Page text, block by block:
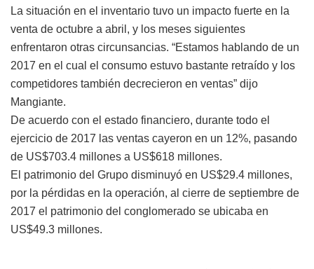
La situación en el inventario tuvo un impacto fuerte en la
venta de octubre a abril, y los meses siguientes
enfrentaron otras circunsancias. “Estamos hablando de un
2017 en el cual el consumo estuvo bastante retraído y los
competidores también decrecieron en ventas” dijo
Mangiante.
De acuerdo con el estado financiero, durante todo el
ejercicio de 2017 las ventas cayeron en un 12%, pasando
de US$703.4 millones a US$618 millones.
El patrimonio del Grupo disminuyó en US$29.4 millones,
por la pérdidas en la operación, al cierre de septiembre de
2017 el patrimonio del conglomerado se ubicaba en
US$49.3 millones.